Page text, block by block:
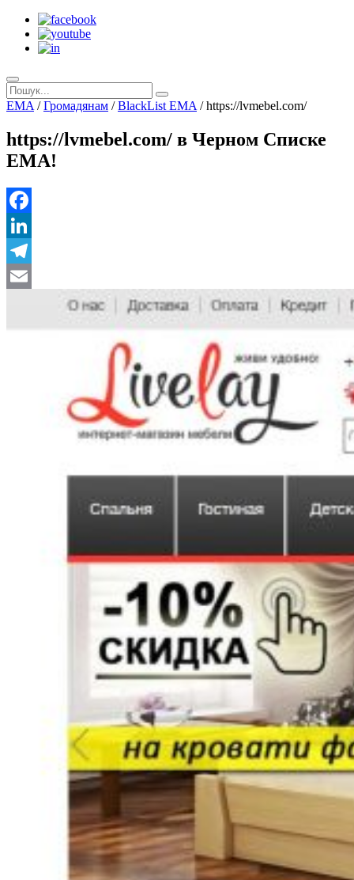
EMA /Громадянам /BlackList EMA /https://lvmebel.com/
https://lvmebel.com/ в Черном Списке
ЕМА!
Facebook
LinkedIn
Telegram